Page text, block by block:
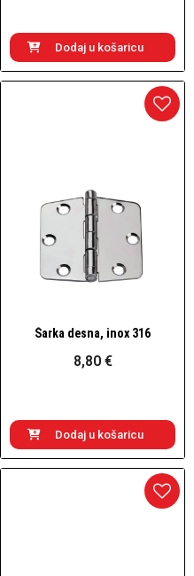
Dodaj u košaricu
Brzi pogled
Šarka desna, inox 316
8,80 €
Dodaj u košaricu